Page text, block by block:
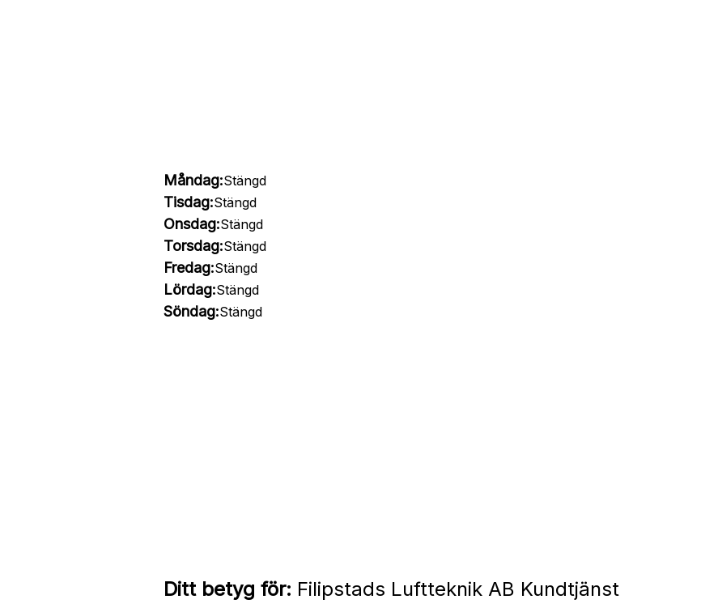
Måndag:Stängd
Tisdag:Stängd
Onsdag:Stängd
Torsdag:Stängd
Fredag:Stängd
Lördag:Stängd
Söndag:Stängd
Ditt betyg för: Filipstads Luftteknik AB Kundtjänst